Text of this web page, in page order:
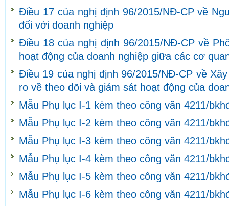
Điều 17 của nghị định 96/2015/NĐ-CP về
đối với doanh nghiệp
Điều 18 của nghị định 96/2015/NĐ-CP về
hoạt động của doanh nghiệp giữa các cơ
Điều 19 của nghị định 96/2015/NĐ-CP về
ro về theo dõi và giám sát hoạt động của
Mẫu Phụ lục I-1 kèm theo công văn 4211/
Mẫu Phụ lục I-2 kèm theo công văn 4211/
Mẫu Phụ lục I-3 kèm theo công văn 4211/
Mẫu Phụ lục I-4 kèm theo công văn 4211/
Mẫu Phụ lục I-5 kèm theo công văn 4211/
Mẫu Phụ lục I-6 kèm theo công văn 4211/